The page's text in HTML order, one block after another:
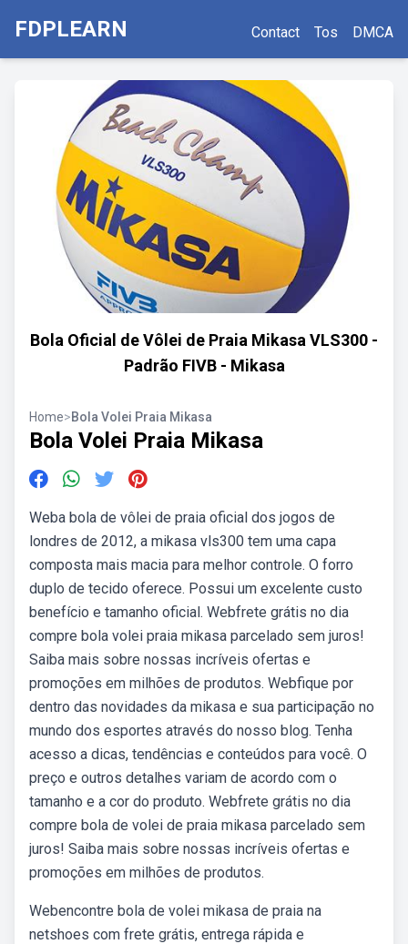
FDPLEARN Contact Tos DMCA
Bola Oficial de Vôlei de Praia Mikasa VLS300 -
Padrão FIVB - Mikasa
Home>Bola Volei Praia Mikasa
Bola Volei Praia Mikasa
Weba bola de vôlei de praia oficial dos jogos de
londres de 2012, a mikasa vls300 tem uma capa
composta mais macia para melhor controle. O forro
duplo de tecido oferece. Possui um excelente custo
benefício e tamanho oficial. Webfrete grátis no dia
compre bola volei praia mikasa parcelado sem juros!
Saiba mais sobre nossas incríveis ofertas e
promoções em milhões de produtos. Webfique por
dentro das novidades da mikasa e sua participação no
mundo dos esportes através do nosso blog. Tenha
acesso a dicas, tendências e conteúdos para você. O
preço e outros detalhes variam de acordo com o
tamanho e a cor do produto. Webfrete grátis no dia
compre bola de volei de praia mikasa parcelado sem
juros! Saiba mais sobre nossas incríveis ofertas e
promoções em milhões de produtos.
Webencontre bola de volei mikasa de praia na
netshoes com frete grátis, entrega rápida e